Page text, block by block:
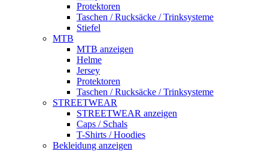
Protektoren
Taschen / Rucksäcke / Trinksysteme
Stiefel
MTB
MTB anzeigen
Helme
Jersey
Protektoren
Taschen / Rucksäcke / Trinksysteme
STREETWEAR
STREETWEAR anzeigen
Caps / Schals
T-Shirts / Hoodies
Bekleidung anzeigen